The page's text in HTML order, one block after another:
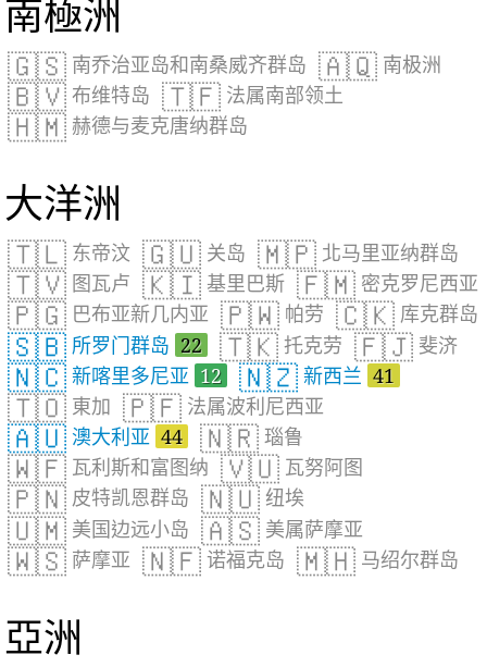
南極洲
🇬🇸 南乔治亚岛和南桑威齐群岛 🇦🇶 南极洲
🇧🇻 布维特岛 🇹🇫 法属南部领土
🇭🇲 赫德与麦克唐纳群岛
大洋洲
🇹🇱 东帝汶 🇬🇺 关岛 🇲🇵 北马里亚纳群岛
🇹🇻 图瓦卢 🇰🇮 基里巴斯 🇫🇲 密克罗尼西亚
🇵🇬 巴布亚新几内亚 🇵🇼 帕劳 🇨🇰 库克群岛
🇸🇧 所罗门群岛 22 🇹🇰 托克劳 🇫🇯 斐济
🇳🇨 新喀里多尼亚 12 🇳🇿 新西兰 41
🇹🇴 東加 🇵🇫 法属波利尼西亚
🇦🇺 澳大利亚 44 🇳🇷 瑙鲁
🇼🇫 瓦利斯和富图纳 🇻🇺 瓦努阿图
🇵🇳 皮特凯恩群岛 🇳🇺 纽埃
🇺🇲 美国边远小岛 🇦🇸 美属萨摩亚
🇼🇸 萨摩亚 🇳🇫 诺福克岛 🇲🇭 马绍尔群岛
亞洲